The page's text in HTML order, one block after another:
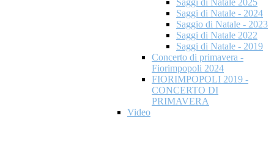
Saggi di Natale 2025
Saggi di Natale - 2024
Saggio di Natale - 2023
Saggi di Natale 2022
Saggi di Natale - 2019
Concerto di primavera -
Fiorimpopoli 2024
FIORIMPOPOLI 2019 -
CONCERTO DI
PRIMAVERA
Video